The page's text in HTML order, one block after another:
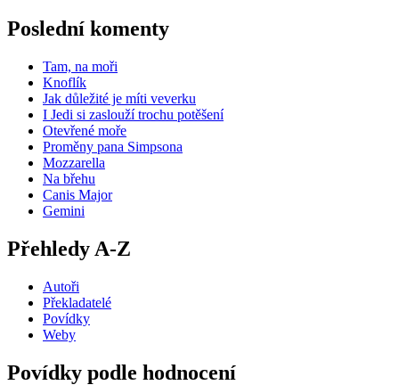
Poslední komenty
Tam, na moři
Knoflík
Jak důležité je míti veverku
I Jedi si zaslouží trochu potěšení
Otevřené moře
Proměny pana Simpsona
Mozzarella
Na břehu
Canis Major
Gemini
Přehledy A-Z
Autoři
Překladatelé
Povídky
Weby
Povídky podle hodnocení